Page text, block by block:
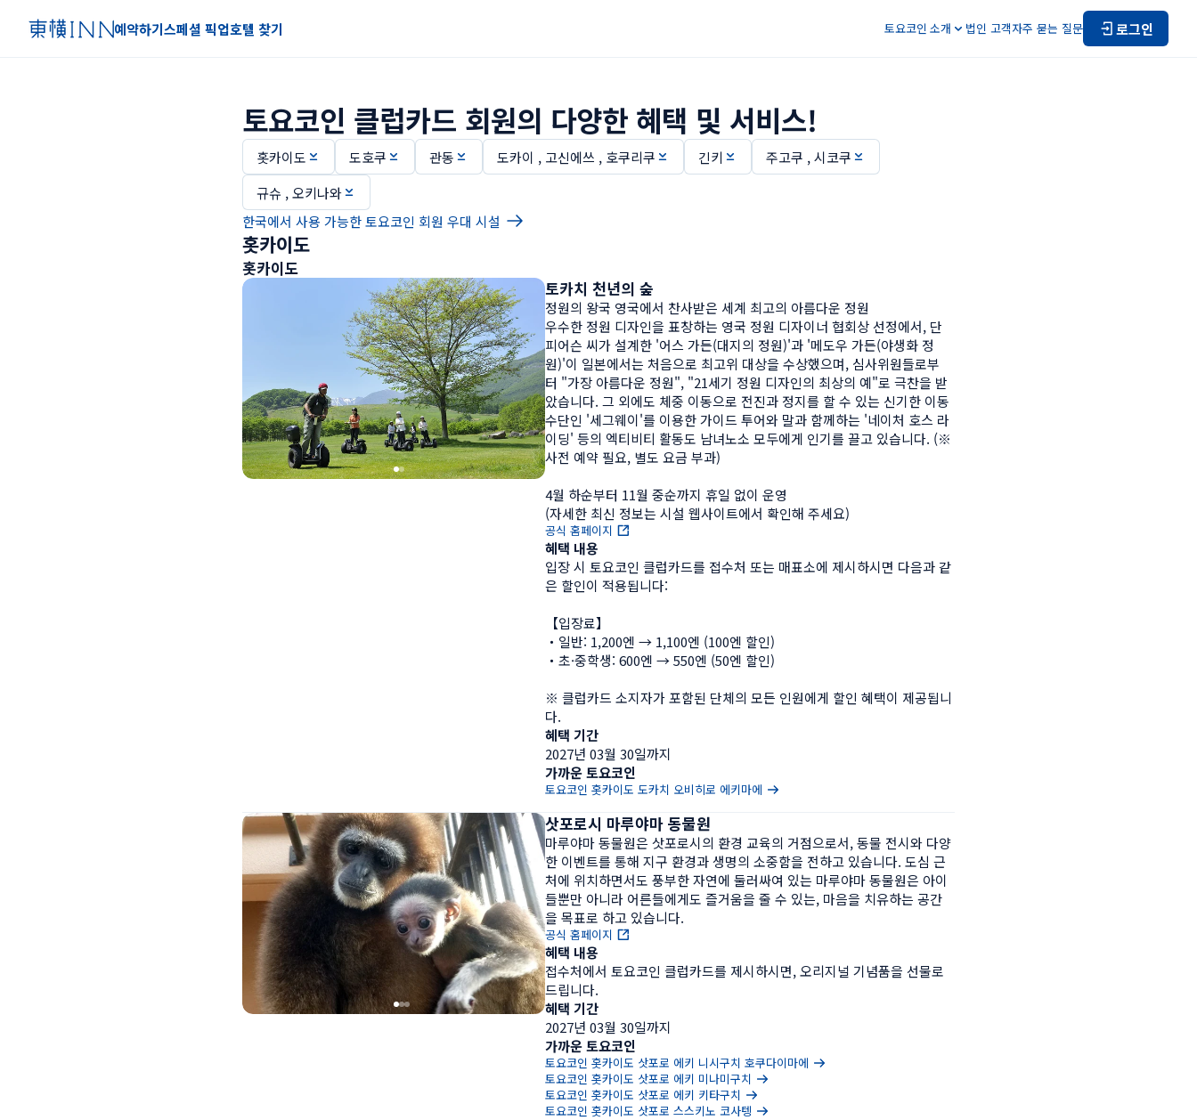
예약하기스페셜 픽업호텔 찾기 토요코인 소개 법인 고객자주 묻는 질문 로그인
토요코인 클럽카드 회원의 다양한 혜택 및 서비스!
홋카이도 도호쿠 관동 도카이 , 고신에쓰 , 호쿠리쿠 긴키
주고쿠 , 시코쿠
규슈 , 오키나와
한국에서 사용 가능한 토요코인 회원 우대 시설
홋카이도
홋카이도
토카치 천년의 숲
정원의 왕국 영국에서 찬사받은 세계 최고의 아름다운 정원
우수한 정원 디자인을 표창하는 영국 정원 디자이너 협회상 선정에서, 단
피어슨 씨가 설계한 '어스 가든(대지의 정원)'과 '메도우 가든(야생화 정
원)'이 일본에서는 처음으로 최고위 대상을 수상했으며, 심사위원들로부
터 "가장 아름다운 정원", "21세기 정원 디자인의 최상의 예"로 극찬을 받
았습니다. 그 외에도 체중 이동으로 전진과 정지를 할 수 있는 신기한 이동
수단인 '세그웨이'를 이용한 가이드 투어와 말과 함께하는 '네이처 호스 라
이딩' 등의 엑티비티 활동도 남녀노소 모두에게 인기를 끌고 있습니다. (※
사전 예약 필요, 별도 요금 부과)
4월 하순부터 11월 중순까지 휴일 없이 운영
(자세한 최신 정보는 시설 웹사이트에서 확인해 주세요)
공식 홈페이지
혜택 내용
입장 시 토요코인 클럽카드를 접수처 또는 매표소에 제시하시면 다음과 같
은 할인이 적용됩니다:
【입장료】
・일반: 1,200엔 → 1,100엔 (100엔 할인)
・초·중학생: 600엔 → 550엔 (50엔 할인)
※ 클럽카드 소지자가 포함된 단체의 모든 인원에게 할인 혜택이 제공됩니
다.
혜택 기간
2027년 03월 30일까지
가까운 토요코인
토요코인 홋카이도 도카치 오비히로 에키마에
삿포로시 마루야마 동물원
마루야마 동물원은 삿포로시의 환경 교육의 거점으로서, 동물 전시와 다양
한 이벤트를 통해 지구 환경과 생명의 소중함을 전하고 있습니다. 도심 근
처에 위치하면서도 풍부한 자연에 둘러싸여 있는 마루야마 동물원은 아이
들뿐만 아니라 어른들에게도 즐거움을 줄 수 있는, 마음을 치유하는 공간
을 목표로 하고 있습니다.
공식 홈페이지
혜택 내용
접수처에서 토요코인 클럽카드를 제시하시면, 오리지널 기념품을 선물로
드립니다.
혜택 기간
2027년 03월 30일까지
가까운 토요코인
토요코인 홋카이도 삿포로 에키 니시구치 호쿠다이마에
토요코인 홋카이도 삿포로 에키 미나미구치
토요코인 홋카이도 삿포로 에키 키타구치
토요코인 홋카이도 삿포로 스스키노 코사텡